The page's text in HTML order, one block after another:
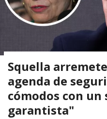
Squella
agenda de
cómodos con un
garantista"